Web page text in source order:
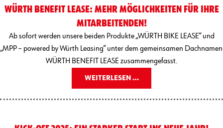
WÜRTH BENEFIT LEASE: MEHR MÖGLICHKEITEN FÜR IHRE
MITARBEITENDEN!
Ab sofort werden unsere beiden Produkte „WÜRTH BIKE LEASE“ und
„MPP – powered by Würth Leasing“ unter dem gemeinsamen Dachnamen
WÜRTH BENEFIT LEASE zusammengefasst.
WEITERLESEN …